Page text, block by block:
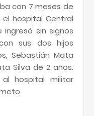
con 7 meses de
hospital Central
sin signos
sus dos hijos
Sebastián Mata
Silva de 2 años.
hospital militar